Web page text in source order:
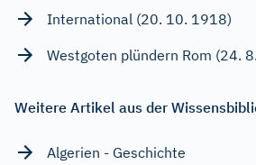
International (20. 10. 1918)
Westgoten plündern Rom (24.
Weitere Artikel aus der
Algerien - Geschichte